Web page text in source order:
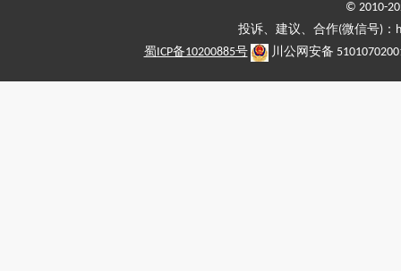
© 2010-
投诉、建议、合作(微信号)
蜀ICP备10200885号
川公网安备